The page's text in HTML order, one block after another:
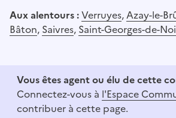
Aux alentours :Verruyes,Azay-le-
Bâton, Saivres, Saint-Georges-de-
Vous êtes agent ou élu de cette
Connectez-vous à l'Espace
contribuer à cette page.